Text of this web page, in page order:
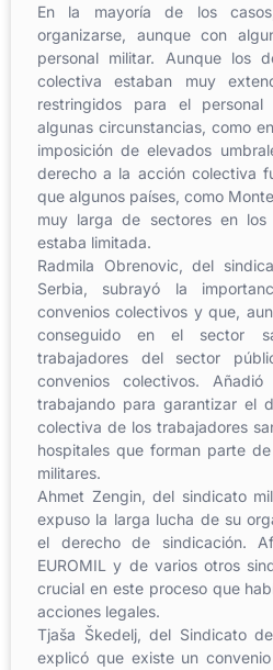
En la mayoría de los
organizarse, aunque con
personal militar. Aunque los
colectiva estaban muy
restringidos para el
algunas circunstancias, como
imposición de elevados
derecho a la acción colectiva
que algunos países, como
muy larga de sectores en
estaba limitada.
Radmila Obrenovic, del
Serbia, subrayó la
convenios colectivos y que,
conseguido en el sector
trabajadores del sector
convenios colectivos.
trabajando para garantizar el
colectiva de los trabajadores
hospitales que forman parte
militares.
Ahmet Zengin, del sindicato
expuso la larga lucha de su
el derecho de sindicación.
EUROMIL y de varios otros
crucial en este proceso que
acciones legales.
Tjaša Škedelj, del Sindicato
explicó que existe un